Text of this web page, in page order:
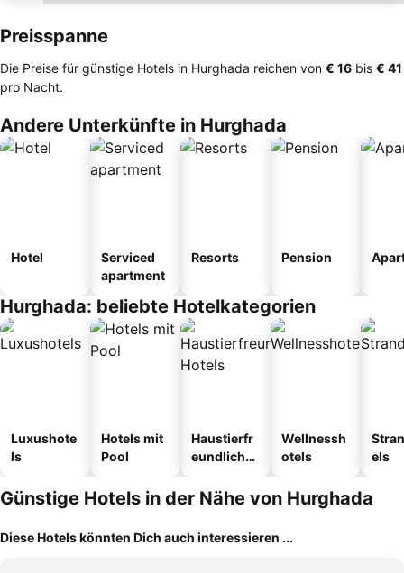
Preisspanne
Die Preise für günstige Hotels in Hurghada reichen von ‎€ 16 bis ‎€ 41
pro Nacht.
Andere Unterkünfte in Hurghada
Hotel
Serviced
apartment
Resorts Pension
Hurghada: beliebte Hotelkategorien
Luxushote
ls
Hotels mit
Pool
Haustierfr
eundliche
Wellnessh
otels
els
Günstige Hotels in der Nähe von Hurghada
Diese Hotels könnten Dich auch interessieren ...